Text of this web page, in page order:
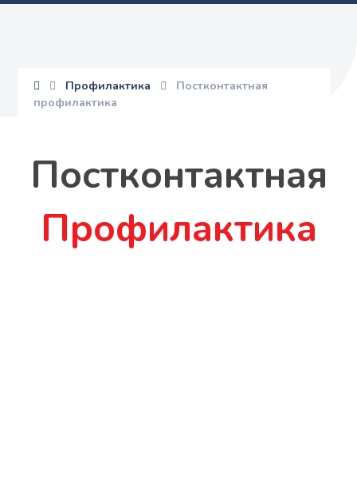
Профилактика
Постконтактная
профилактика
Постконтактная
Профилактика